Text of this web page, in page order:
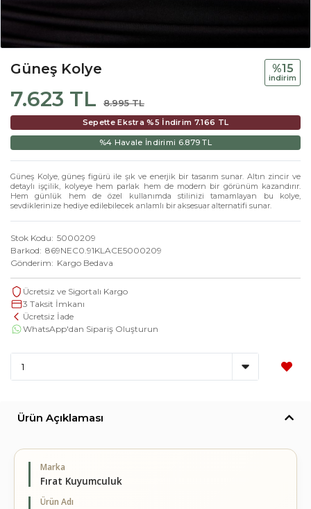
Güneş Kolye
7.623 TL 8.995 TL
%15
i̇ndi̇ri̇m
Sepette Ekstra %5 İndirim 7.166 TL
%4 Havale İndirimi 6.879 TL
Güneş Kolye, güneş figürü ile şık ve enerjik bir tasarım sunar. Altın zincir ve
detaylı işçilik, kolyeye hem parlak hem de modern bir görünüm kazandırır.
Hem günlük hem de özel kullanımda stilinizi tamamlayan bu kolye,
sevdiklerinize hediye edilebilecek anlamlı bir aksesuar alternatifi sunar.
Stok Kodu 5000209
Barkod 869NEC0.91KLACE5000209
Gönderim
Kargo Bedava
Ücretsiz ve Sigortalı Kargo
3 Taksit İmkanı
Ücretsiz İade
WhatsApp'dan Sipariş Oluşturun
Ürün Açıklaması
Marka
Fırat Kuyumculuk
Ürün Adı